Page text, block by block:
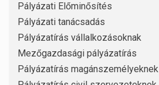
Pályázati Előminősítés
Pályázati tanácsadás
Pályázatírás vállalkozásoknak
Mezőgazdasági pályázatírás
Pályázatírás magánszemélyeknek